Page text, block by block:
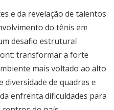
e da revelação de talentos
do tênis em
desafio estrutural
transformar a forte
mais voltado ao alto
diversidade de quadras e
enfrenta dificuldades para